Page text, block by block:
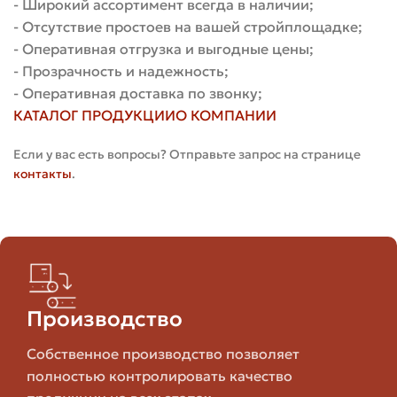
более монолитную поверхность, узкие — играют
мелкой текстурой.
Выбирая формат, учитывайте стиль проекта и скорость
кладки. Более крупные форматы позволяют быстрее
облицовывать большие площади, но требуют
Преимущества и недостатки
кирпича
Материал имеет ряд очевидных плюсов, но и
несколько ограничений, о которых стоит знать
заранее. Ниже — сжатое, но информативное описание.
Преимущества:
- Широкий ассортимент всегда в наличии;
- Отсутствие простоев на вашей стройплощадке;
- Оперативная отгрузка и выгодные цены;
- Прозрачность и надежность;
- Оперативная доставка по звонку;
КАТАЛОГ ПРОДУКЦИИО КОМПАНИИ
Если у вас есть вопросы? Отправьте запрос на странице
контакты.
Производство
Собственное производство позволяет
полностью контролировать качество